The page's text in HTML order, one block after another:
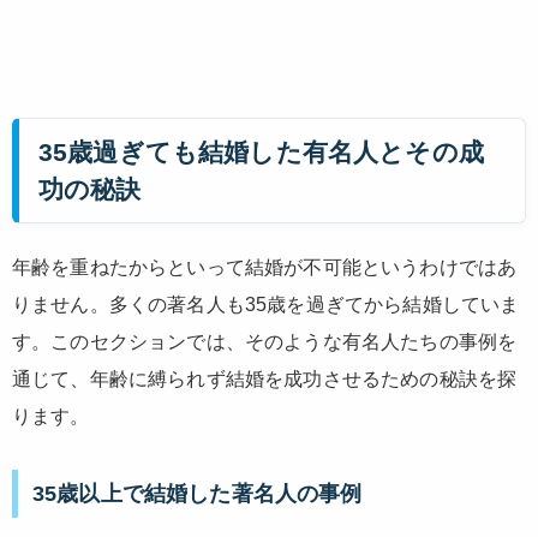
35歳過ぎても結婚した有名人とその成
功の秘訣
年齢を重ねたからといって結婚が不可能というわけではあ
りません。多くの著名人も35歳を過ぎてから結婚していま
す。このセクションでは、そのような有名人たちの事例を
通じて、年齢に縛られず結婚を成功させるための秘訣を探
ります。
35歳以上で結婚した著名人の事例